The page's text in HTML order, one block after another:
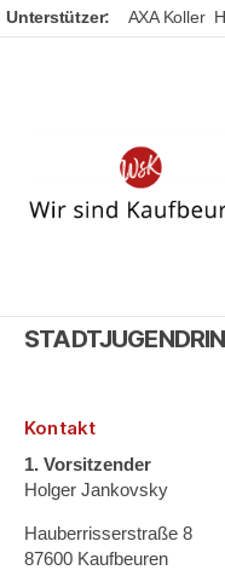
Unterstützer: AXA Koller
Kontakt
1. Vorsitzender
Holger Jankovsky
Hauberrisserstraße 8
87600 Kaufbeuren